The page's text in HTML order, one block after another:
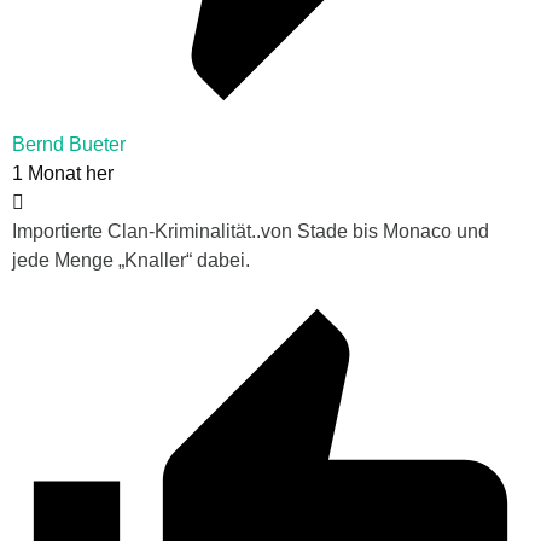
Bernd Bueter
1 Monat her
Importierte Clan-Kriminalität..von Stade bis Monaco und
jede Menge „Knaller“ dabei.